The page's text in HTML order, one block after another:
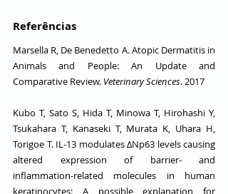
Referências
Marsella R, De Benedetto A. Atopic Dermatitis in
Animals and People: An Update and
Comparative Review. Veterinary Sciences. 2017
Kubo T, Sato S, Hida T, Minowa T, Hirohashi Y,
Tsukahara T, Kanaseki T, Murata K, Uhara H,
Torigoe T. IL-13 modulates ∆Np63 levels causing
altered expression of barrier- and
inflammation-related molecules in human
keratinocytes: A possible explanation for